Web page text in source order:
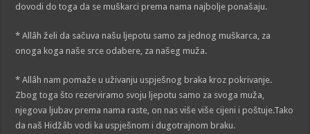
dovodi do toga da se muškarci prema nama najbolje ponašaju.
* Allâh želi da sačuva našu ljepotu samo za jednog muškarca, za
onoga koga naše srce odabere, za našeg muža.
* Allâh nam pomaže u uživanju uspješnog braka kroz pokrivanje.
Zbog toga što rezerviramo svoju ljepotu samo za svoga muža,
njegova ljubav prema nama raste, on nas više više cijeni i poštuje.Tako
da naš Hidžâb vodi ka uspješnom i dugotrajnom braku.